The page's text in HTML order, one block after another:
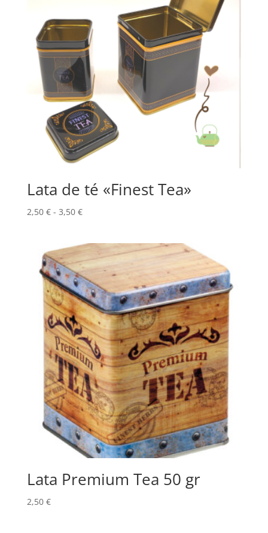
Lata de té «Finest Tea»
2,50 € - 3,50 €Rango
desde
2,50 €
hasta
3,50 €
Lata Premium Tea 50 gr
2,50 €